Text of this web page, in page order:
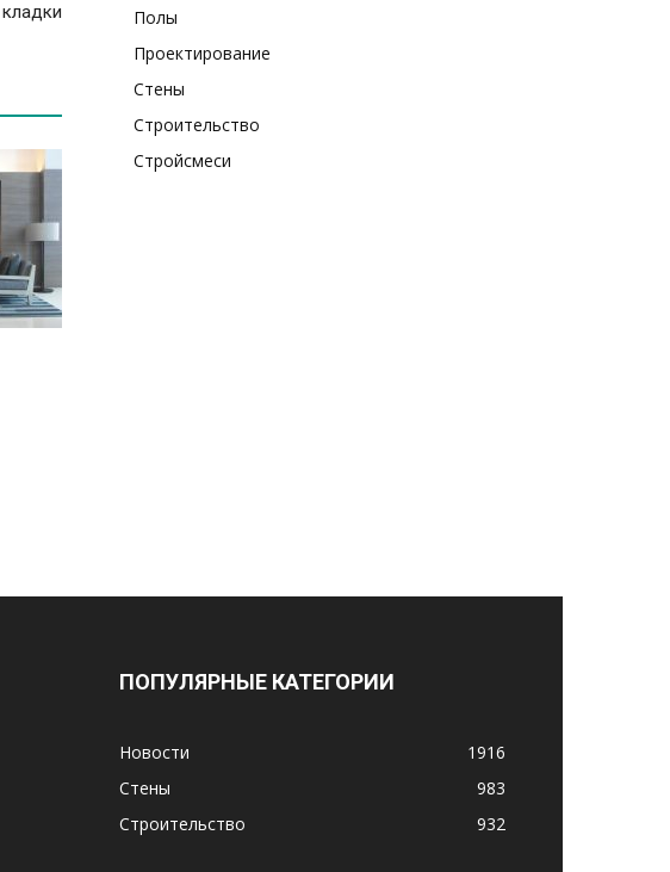
кладки
Полы
Проектирование
Стены
Строительство
Стройсмеси
ПОПУЛЯРНЫЕ КАТЕГОРИИ
Новости
1916
Стены
983
Строительство
932